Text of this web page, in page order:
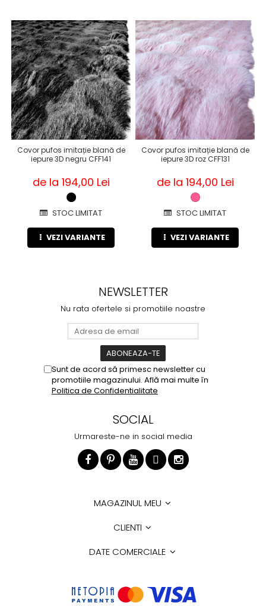
Covor pufos imitație blană de
iepure 3D negru CFF141
de la 194,00 Lei
STOC LIMITAT
VEZI VARIANTE
Covor pufos imitație blană de
iepure 3D roz CFF131
de la 194,00 Lei
STOC LIMITAT
VEZI VARIANTE
NEWSLETTER
Nu rata ofertele si promotiile noastre
Sunt de acord să primesc newsletter cu
promotiile magazinului. Află mai multe în
Politica de Confidentialitate
SOCIAL
Urmareste-ne in social media
MAGAZINUL MEU
CLIENTI
DATE COMERCIALE